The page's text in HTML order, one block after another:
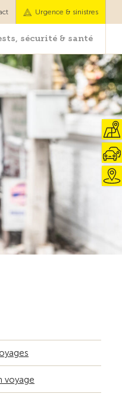
& santé
Urgence & sinistres
sécurité & santé
voyage